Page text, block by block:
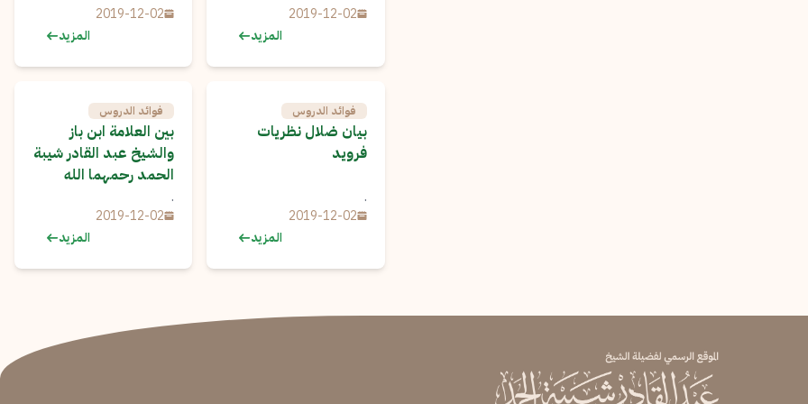
2019-12-02
المزيد
2019-12-02
المزيد
فوائد الدروس
بيان ضلال نظريات
فرويد
.
2019-12-02
المزيد
فوائد الدروس
بين العلامة ابن باز
والشيخ عبد القادر شيبة
الحمد رحمهما الله
.
2019-12-02
المزيد